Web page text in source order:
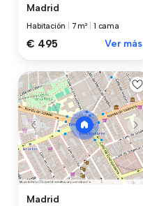
Madrid
Habitación 7 m² 1 cama
€ 495 Ver más
Madrid